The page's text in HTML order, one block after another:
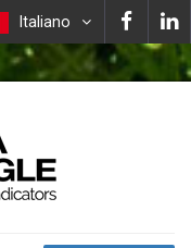
Italiano